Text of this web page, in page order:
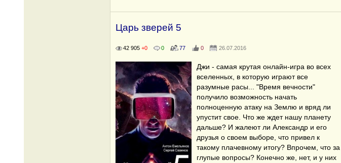
Царь зверей 5
42 905 +0 0 77 0 26.07.2016
Джи - самая крутая онлайн-игра во всех
вселенных, в которую играют все
разумные расы... "Время вечности"
получило возможность начать
полноценную атаку на Землю и вряд ли
упустит свое. Что же ждет нашу планету
дальше? И жалеют ли Александр и его
друзья о своем выборе, что привел к
такому плачевному итогу? Впрочем, что за
глупые вопросы? Конечно же, нет, и у них